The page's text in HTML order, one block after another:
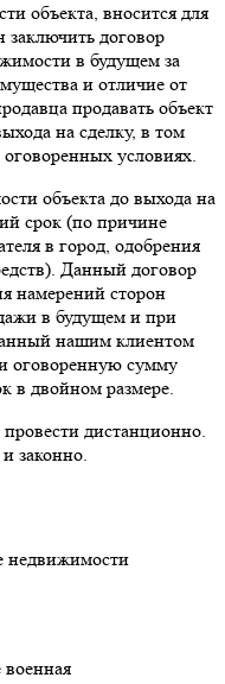
объекта, вносится для
заключить договор
в будущем за
и отличие от
продавать объект
на сделку, в том
оговоренных условиях.
объекта до выхода на
срок (по причине
в город, одобрения
Данный договор
намерений сторон
в будущем и при
нашим клиентом
оговоренную сумму
в двойном размере.
дистанционно.
законно.
недвижимости
военная